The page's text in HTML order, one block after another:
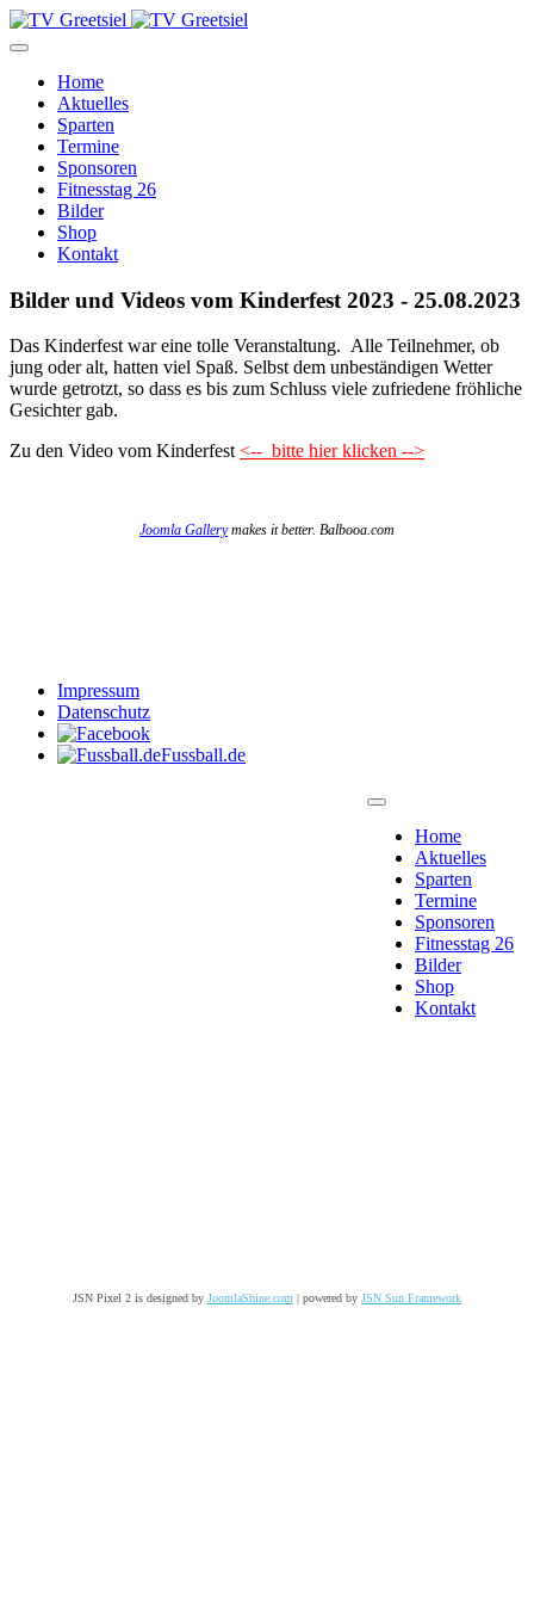
Home
Aktuelles
Sparten
Termine
Sponsoren
Fitnesstag 26
Bilder
Shop
Kontakt
Bilder und Videos vom Kinderfest 2023 - 25.08.2023
Das Kinderfest war eine tolle Veranstaltung. Alle Teilnehmer, ob
jung oder alt, hatten viel Spaß. Selbst dem unbeständigen Wetter
wurde getrotzt, so dass es bis zum Schluss viele zufriedene fröhliche
Gesichter gab.
Zu den Video vom Kinderfest<-- bitte hier klicken -->
Joomla Gallerymakes it better. Balbooa.com
Impressum
Datenschutz
Fussball.de
Home
Aktuelles
Sparten
Termine
Sponsoren
Fitnesstag 26
Bilder
Shop
Kontakt
JSN Pixel 2 is designed by JoomlaShine.com | powered by JSN Sun Framework